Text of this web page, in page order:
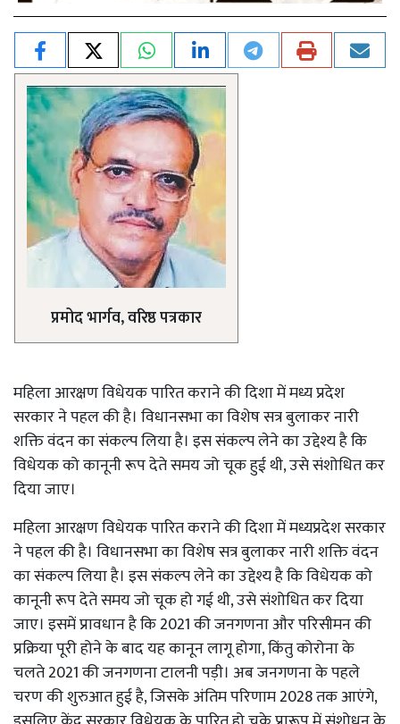
प्रमोद भार्गव, वरिष्ठ पत्रकार
महिला आरक्षण विधेयक पारित कराने की दिशा में मध्य प्रदेश
सरकार ने पहल की है। विधानसभा का विशेष सत्र बुलाकर नारी
शक्ति वंदन का संकल्प लिया है। इस संकल्प लेने का उद्देश्य है कि
विधेयक को कानूनी रूप देते समय जो चूक हुई थी, उसे संशोधित कर
दिया जाए।
महिला आरक्षण विधेयक पारित कराने की दिशा में मध्यप्रदेश सरकार
ने पहल की है। विधानसभा का विशेष सत्र बुलाकर नारी शक्ति वंदन
का संकल्प लिया है। इस संकल्प लेने का उद्देश्य है कि विधेयक को
कानूनी रूप देते समय जो चूक हो गई थी, उसे संशोधित कर दिया
जाए। इसमें प्रावधान है कि 2021 की जनगणना और परिसीमन की
प्रक्रिया पूरी होने के बाद यह कानून लागू होगा, किंतु कोरोना के
चलते 2021 की जनगणना टालनी पड़ी। अब जनगणना के पहले
चरण की शुरुआत हुई है, जिसके अंतिम परिणाम 2028 तक आएंगे,